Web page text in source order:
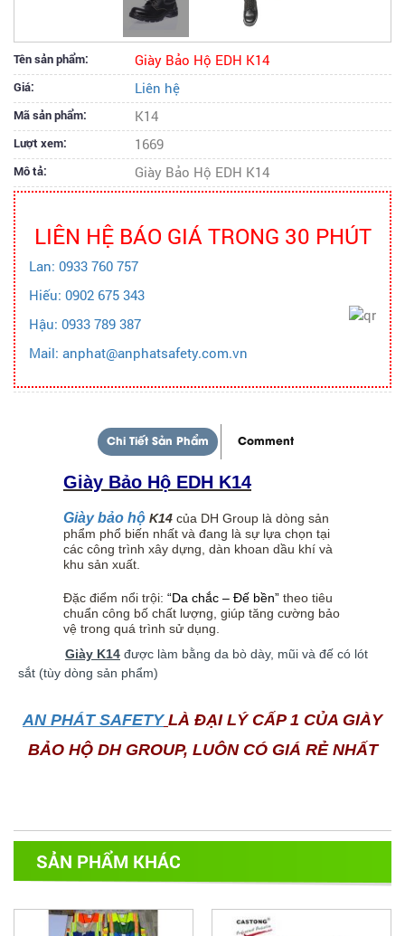
Tên sản phẩm: Giày Bảo Hộ EDH K14
Giá: Liên hệ
Mã sản phẩm: K14
Lượt xem: 1669
Mô tả: Giày Bảo Hộ EDH K14
LIÊN HỆ BÁO GIÁ TRONG 30 PHÚT
Lan: 0933 760 757
Hiếu: 0902 675 343
Hậu: 0933 789 387
Mail: anphat@anphatsafety.com.vn
Chi Tiết Sản Phẩm Comment
Giày Bảo Hộ EDH K14
Giày bảo hộ K14 của DH Group là dòng sản
phẩm phổ biến nhất và đang là sự lựa chọn tại
các công trình xây dựng, dàn khoan dầu khí và
khu sản xuất.
Đặc điểm nổi trội: “Da chắc – Đế bền” theo tiêu
chuẩn công bố chất lượng, giúp tăng cường bảo
vệ trong quá trình sử dụng.
Giày K14 được làm bằng da bò dày, mũi và đế có lót
sắt (tùy dòng sản phẩm)
AN PHÁT SAFETY LÀ ĐẠI LÝ CẤP 1 CỦA GIÀY
BẢO HỘ DH GROUP, LUÔN CÓ GIÁ RẺ NHẤT
SẢN PHẨM KHÁC